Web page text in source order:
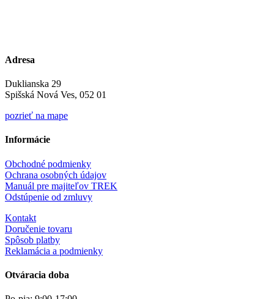
Adresa
Duklianska 29
Spišská Nová Ves, 052 01
pozrieť na mape
Informácie
Obchodné podmienky
Ochrana osobných údajov
Manuál pre majiteľov TREK
Odstúpenie od zmluvy
Kontakt
Doručenie tovaru
Spôsob platby
Reklamácia a podmienky
Otváracia doba